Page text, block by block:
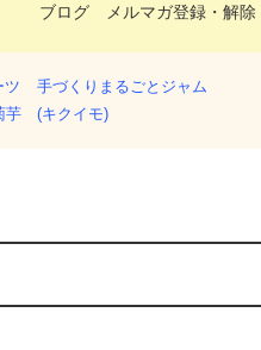
ブログ メルマガ登録・解除
ツ
手づくりまるごとジャム
芋 (キクイモ)